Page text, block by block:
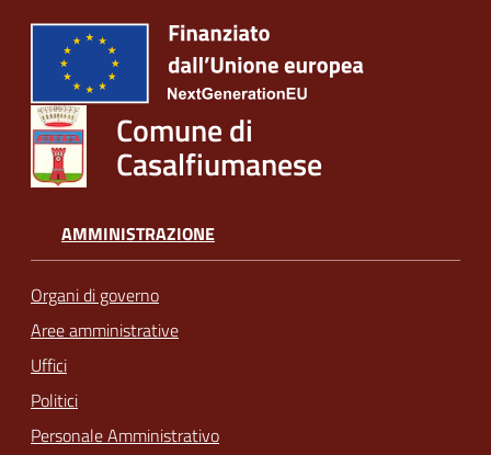
Comune di
Casalfiumanese
AMMINISTRAZIONE
Organi di governo
Aree amministrative
Uffici
Politici
Personale Amministrativo